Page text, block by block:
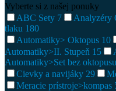
Vyberte si z našej ponuky
ABC Sety 7 Analyzéry
tlaku 180
Automatiky> Oktopus 10
Automatiky>II. Stupeň 15
Automatiky>Set bez
Cievky a navijáky 29
Meracie prístroje>kompas